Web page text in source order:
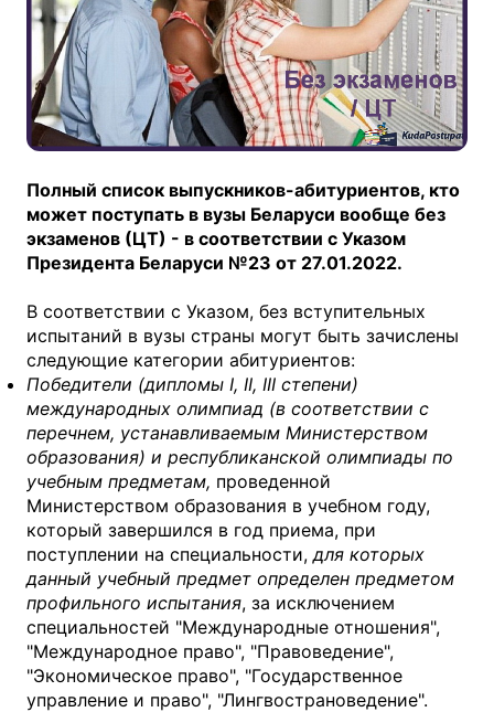
Полный список выпускников-абитуриентов, кто
может поступать в вузы Беларуси вообще без
экзаменов (ЦТ) - в соответствии с Указом
Президента Беларуси №23 от 27.01.2022.
В соответствии с Указом, без вступительных
испытаний в вузы страны могут быть зачислены
следующие категории абитуриентов:
Победители (дипломы I, II, III степени)
международных олимпиад (в соответствии с
перечнем, устанавливаемым Министерством
образования) и республиканской олимпиады по
учебным предметам, проведенной
Министерством образования в учебном году,
который завершился в год приема, при
поступлении на специальности, для которых
данный учебный предмет определен предметом
профильного испытания, за исключением
специальностей "Международные отношения",
"Международное право", "Правоведение",
"Экономическое право", "Государственное
управление и право", "Лингвострановедение".